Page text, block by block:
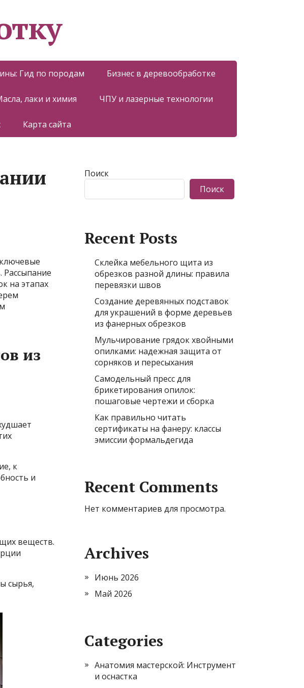
Гид по породам Бизнес в деревообработке
лаки и химия ЧПУ и лазерные технологии
Карта сайта
на этапах
из
к
и
веществ.
сырья,
Поиск
Поиск
Recent Posts
Склейка мебельного щита из
обрезков разной длины: правила
перевязки швов
Создание деревянных подставок
для украшений в форме деревьев
из фанерных обрезков
Мульчирование грядок хвойными
опилками: надежная защита от
сорняков и пересыхания
Самодельный пресс для
брикетирования опилок:
пошаговые чертежи и сборка
Как правильно читать
сертификаты на фанеру: классы
эмиссии формальдегида
Recent Comments
Нет комментариев для просмотра.
Archives
Июнь 2026
Май 2026
Categories
Анатомия мастерской: Инструмент
и оснастка